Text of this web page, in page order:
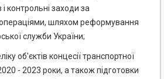
контрольні заходи за
шляхом реформування
служби України;
об'єктів концесії транспортної
- 2023 роки, а також підготовки